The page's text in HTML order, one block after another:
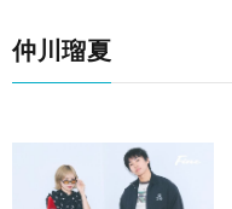
仲川瑠夏